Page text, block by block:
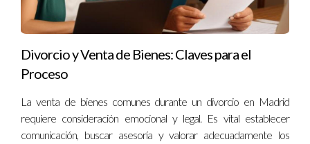
¿Qué es el IRPF?
y se aplica a las ganancias obtenidas por los ciudadanos
españoles.
¿Cómo se calcula la ganancia patrimonial?
La ganancia patrimonial se calcula restando el precio de
Divorcio y Venta de Bienes: Claves para el
Proceso
La venta de bienes comunes durante un divorcio en Madrid
requiere consideración emocional y legal. Es vital establecer
comunicación, buscar asesoría y valorar adecuadamente los